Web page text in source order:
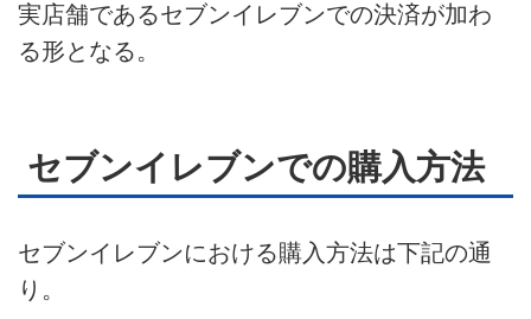
実店舗であるセブンイレブンでの決済が加わ
る形となる。
セブンイレブンでの購入方法
セブンイレブンにおける購入方法は下記の通
り。